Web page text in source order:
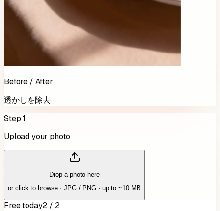
Before / After
透かしを除去
Step 1
Upload your photo
Drop a photo here
or click to browse · JPG / PNG · up to ~10 MB
Free today2 / 2